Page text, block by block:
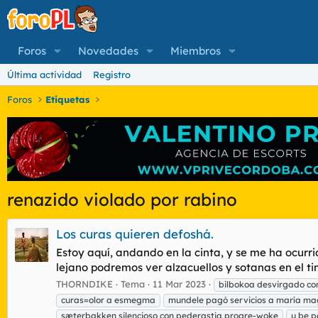
Foros Novedades Miembros
Última actividad Registro
Foros Etiquetas
renazido violado por rabino
Los curas quieren defoshá.
Estoy aquí, andando en la cinta, y se me ha
lejano podremos ver alzacuellos y sotanas en el
THORNDIKE Tema 11 Mar 2023 bilbokoa desvirgado
curas=olor a esmegma
mundele pagó servicios a maría
sæterbakken silencioso con pederastia progre-woke
u be